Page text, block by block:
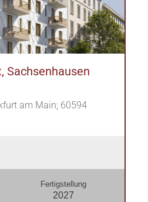
Sachsenhausen
am Main; 60594
Fertigstellung
2027